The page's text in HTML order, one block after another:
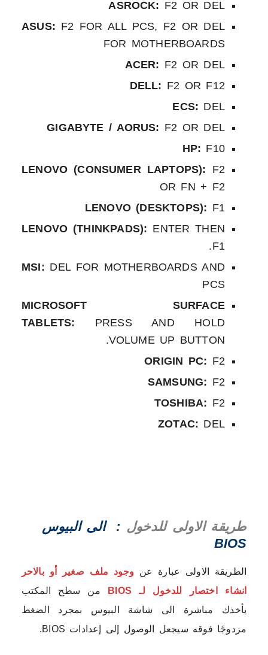
ASROCK: F2 OR DEL
ASUS: F2 FOR ALL PCS, F2 OR DEL
FOR MOTHERBOARDS
ACER: F2 OR DEL
DELL: F2 OR F12
ECS: DEL
GIGABYTE / AORUS: F2 OR DEL
HP: F10
LENOVO (CONSUMER LAPTOPS): F2
OR FN + F2
LENOVO (DESKTOPS): F1
LENOVO (THINKPADS): ENTER THEN
F1.
MSI: DEL FOR MOTHERBOARDS AND
PCS
MICROSOFT SURFACE
TABLETS: PRESS AND HOLD
VOLUME UP BUTTON.
ORIGIN PC: F2
SAMSUNG: F2
TOSHIBA: F2
ZOTAC: DEL
طريقة الاولى للدخول : الى البيوس
BIOS
الطريقة الاولى عبارة عنوجود ملف صغير أو بالاحر
انشاء اختصار للدخول لـ BIOS
من سطح المكتب
يأخذك مباشرة الى شاشة البيوس بمجرد الضغط
مزدوجًا فوقه سيجعل الوصول إلى إعدادات BIOS.